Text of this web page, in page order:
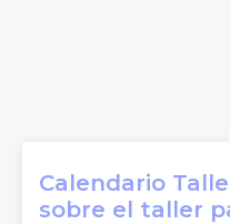
Calendario
sobre el taller